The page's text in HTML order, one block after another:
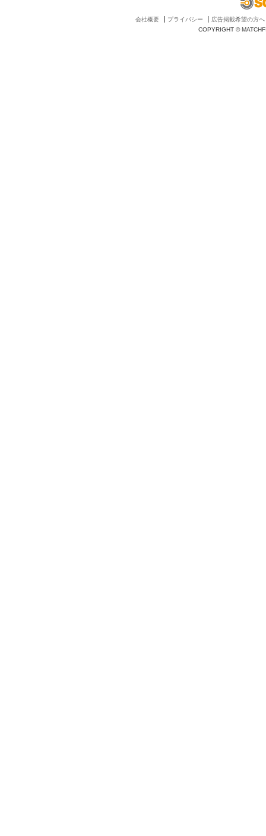
会社概要 プライバシー
広告掲載希望の方へ
COPYRIGHT ©